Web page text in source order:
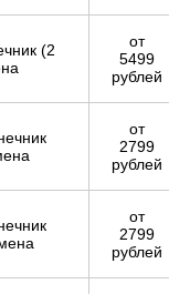
(2
от
5499
рублей
от
2799
рублей
от
2799
рублей